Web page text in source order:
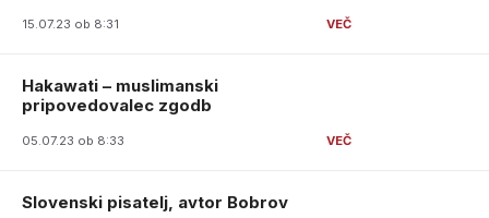
15.07.23 ob 8:31
Hakawati – muslimanski
pripovedovalec zgodb
05.07.23 ob 8:33
Slovenski pisatelj, avtor Bobrov